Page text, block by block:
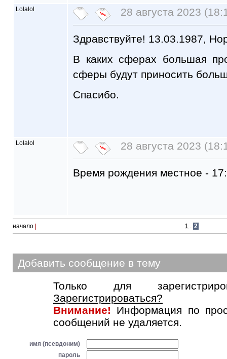
Lolalol 28 августа 2023
Здравствуйте! 13.03.1987,
В каких сферах большая
сферы будут приносить
Спасибо.
Lolalol 28 августа 2023
Время рождения местное -
начало 1 . 2
Добавить сообщение в тему
Только для
Зарегистрироваться?
Внимание! Информация по
сообщений не удаляется.
имя (псевдоним)
пароль